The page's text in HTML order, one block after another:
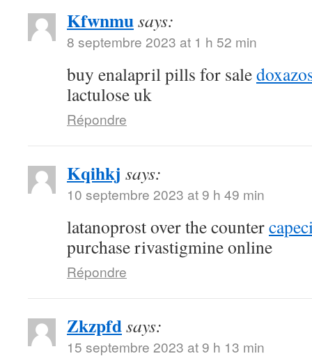
Kfwnmusays:
8 septembre 2023 at 1 h 52 min
buy enalapril pills for sale
lactulose uk
Répondre
Kqihkj says:
10 septembre 2023 at 9 h 49 min
latanoprost over the counter
purchase rivastigmine online
Répondre
Zkzpfdsays:
15 septembre 2023 at 9 h 13 min